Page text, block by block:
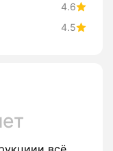
4.6
4.5